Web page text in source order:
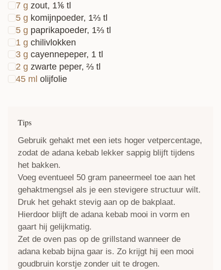
7 g zout, 1⅙ tl
5 g komijnpoeder, 1⅔ tl
5 g paprikapoeder, 1⅔ tl
1 g chilivlokken
3 g cayennepeper, 1 tl
2 g zwarte peper, ⅔ tl
45 ml olijfolie
Tips
Gebruik gehakt met een iets hoger vetpercentage,
zodat de adana kebab lekker sappig blijft tijdens
het bakken.
Voeg eventueel 50 gram paneermeel toe aan het
gehaktmengsel als je een stevigere structuur wilt.
Druk het gehakt stevig aan op de bakplaat.
Hierdoor blijft de adana kebab mooi in vorm en
gaart hij gelijkmatig.
Zet de oven pas op de grillstand wanneer de
adana kebab bijna gaar is. Zo krijgt hij een mooi
goudbruin korstje zonder uit te drogen.